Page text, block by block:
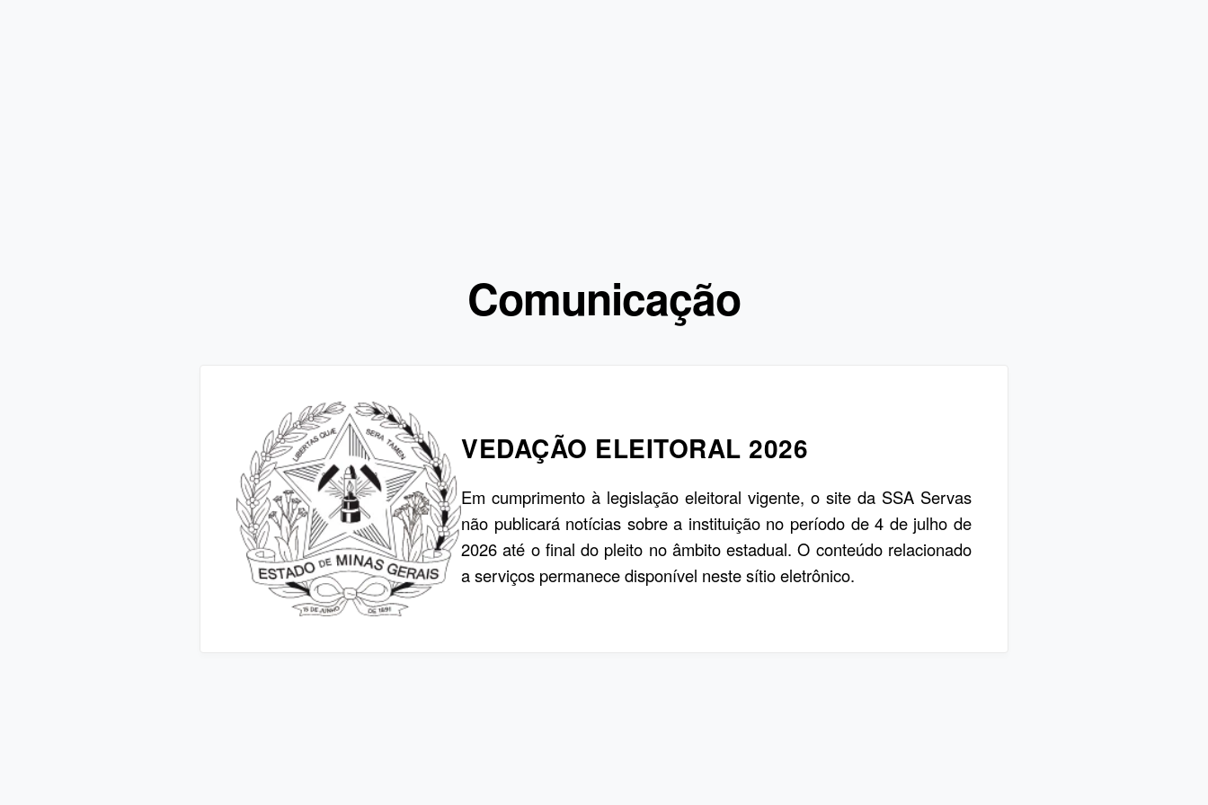
Comunicação
VEDAÇÃO ELEITORAL 2026
Em cumprimento à legislação eleitoral vigente, o site da SSA Servas
não publicará notícias sobre a instituição no período de 4 de julho de
2026 até o final do pleito no âmbito estadual. O conteúdo relacionado
a serviços permanece disponível neste sítio eletrônico.